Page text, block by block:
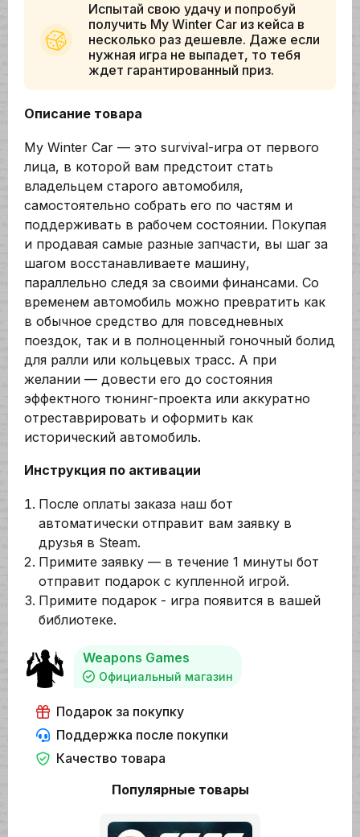
Популярные товары
Испытай свою удачу и попробуй
получить My Winter Car из кейса в
несколько раз дешевле. Даже если
нужная игра не выпадет, то тебя
ждет гарантированный приз.
Описание товара
My Winter Car — это survival-игра от первого
лица, в которой вам предстоит стать
владельцем старого автомобиля,
самостоятельно собрать его по частям и
поддерживать в рабочем состоянии. Покупая
и продавая самые разные запчасти, вы шаг за
шагом восстанавливаете машину,
параллельно следя за своими финансами. Со
временем автомобиль можно превратить как
в обычное средство для повседневных
поездок, так и в полноценный гоночный болид
для ралли или кольцевых трасс. А при
желании — довести его до состояния
эффектного тюнинг-проекта или аккуратно
отреставрировать и оформить как
исторический автомобиль.
Инструкция по активации
После оплаты заказа наш бот
автоматически отправит вам заявку в
друзья в Steam.
Примите заявку — в течение 1 минуты бот
отправит подарок с купленной игрой.
Примите подарок - игра появится в вашей
библиотеке.
Weapons Games
Официальный магазин
Подарок за покупку
Поддержка после покупки
Качество товара